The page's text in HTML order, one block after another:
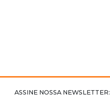
ASSINE NOSSA NEWSLETTER: